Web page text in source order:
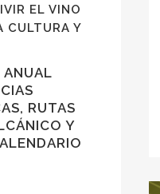
EL VINO
CULTURA Y
ANUAL
RUTAS
Y